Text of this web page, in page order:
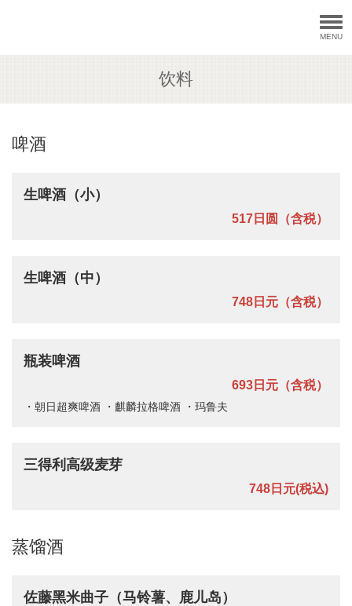
MENU
饮料
啤酒
生啤酒（小）
517日圆（含税）
生啤酒（中）
748日元（含税）
瓶装啤酒
693日元（含税）
・朝日超爽啤酒 ・麒麟拉格啤酒 ・玛鲁夫
三得利高级麦芽
748日元(税込)
蒸馏酒
佐藤黑米曲子（马铃薯、鹿儿岛）